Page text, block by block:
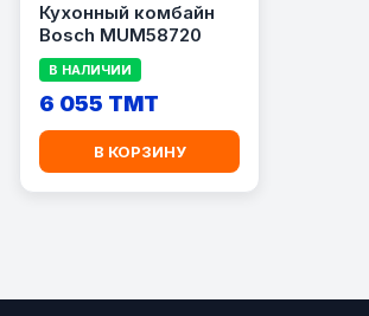
Кухонный комбайн
Bosch MUM58720
В НАЛИЧИИ
6 055 TMT
В КОРЗИНУ